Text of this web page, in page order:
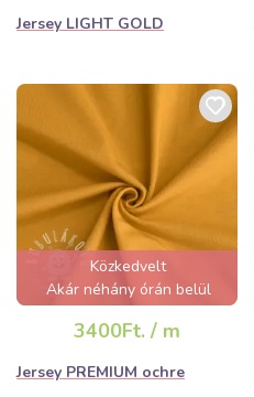
Jersey LIGHT GOLD
Közkedvelt
Akár néhány órán belül
elfogyhat!
3400Ft. / m
Jersey PREMIUM ochre